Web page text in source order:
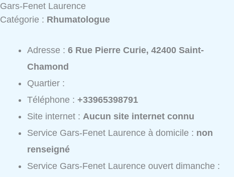
Gars-Fenet Laurence
Catégorie : Rhumatologue
Adresse :6 Rue Pierre Curie, 42400 Saint-
Chamond
Quartier :
Téléphone :+33965398791
Site internet :Aucun site internet connu
Service Gars-Fenet Laurence à domicile : non
renseigné
Service Gars-Fenet Laurence ouvert dimanche :